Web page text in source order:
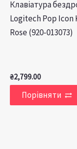
Клавiатура
Logitech Pop Icon
Rose (920-013073)
₴2,799.00
Порівняти